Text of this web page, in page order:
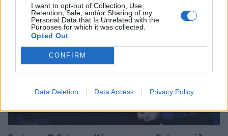
I want to opt-out of Collection, Use,
Retention, Sale, and/or Sharing of my
Personal Data that Is Unrelated with the
Purposes for which it was collected.
Opted Out
CONFIRM
Data Deletion Data Access Privacy Policy